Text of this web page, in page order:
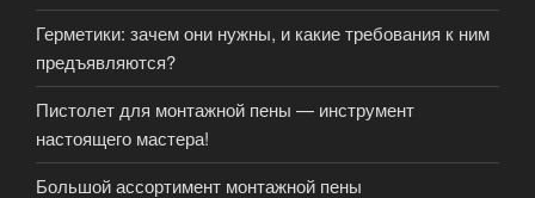
Герметики: зачем они нужны, и какие требования к ним
предъявляются?
Пистолет для монтажной пены — инструмент
настоящего мастера!
Большой ассортимент монтажной пены